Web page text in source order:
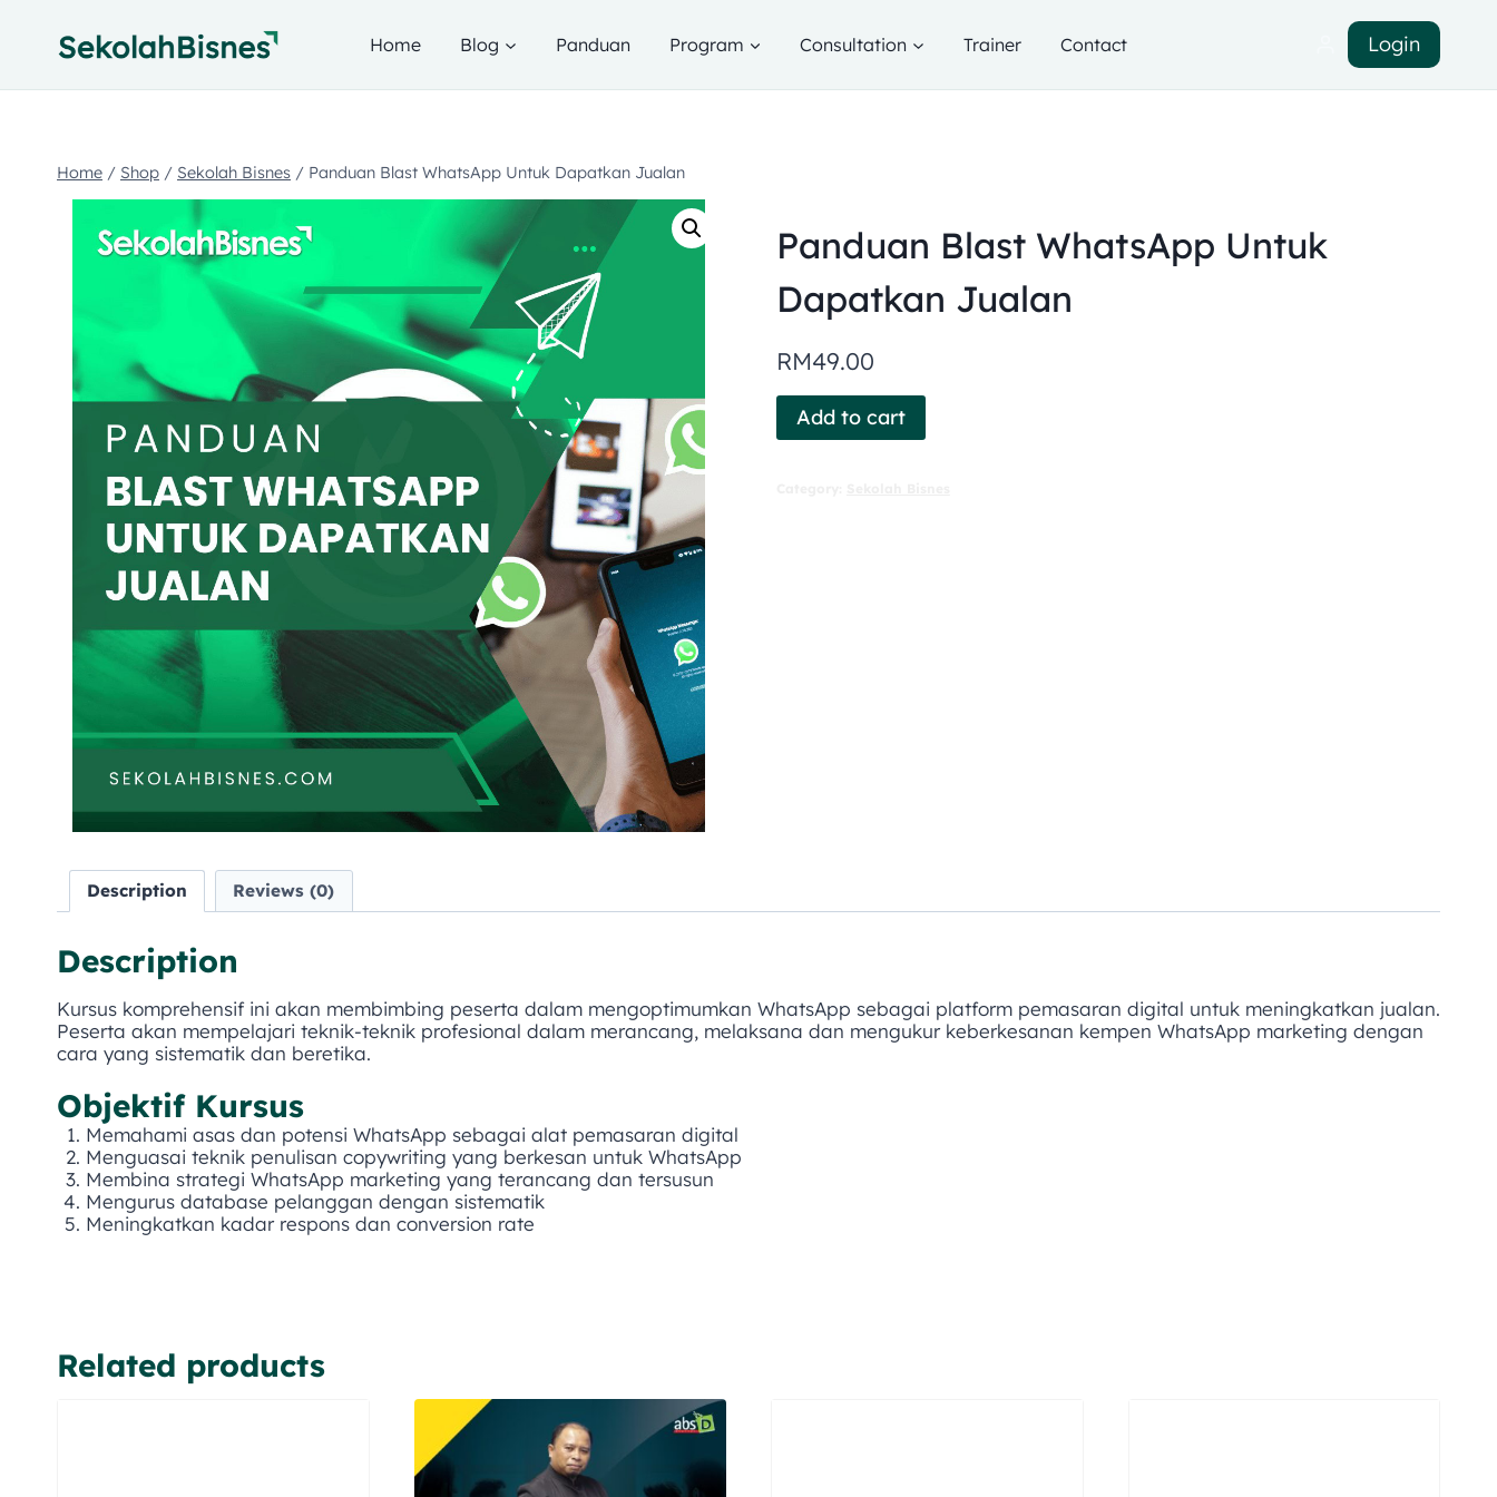
Home Blog Panduan Program Consultation Trainer Contact Login
Home / Shop / Sekolah Bisnes / Panduan Blast WhatsApp Untuk Dapatkan Jualan
Panduan Blast WhatsApp Untuk
Dapatkan Jualan
RM49.00
Add to cart
Description Reviews (0)
Description
Kursus komprehensif ini akan membimbing peserta dalam mengoptimumkan WhatsApp sebagai platform pemasaran digital untuk meningkatkan jualan.
Peserta akan mempelajari teknik-teknik profesional dalam merancang, melaksana dan mengukur keberkesanan kempen WhatsApp marketing dengan
cara yang sistematik dan beretika.
Objektif Kursus
Memahami asas dan potensi WhatsApp sebagai alat pemasaran digital
Menguasai teknik penulisan copywriting yang berkesan untuk WhatsApp
Membina strategi WhatsApp marketing yang terancang dan tersusun
Mengurus database pelanggan dengan sistematik
Meningkatkan kadar respons dan conversion rate
Related products